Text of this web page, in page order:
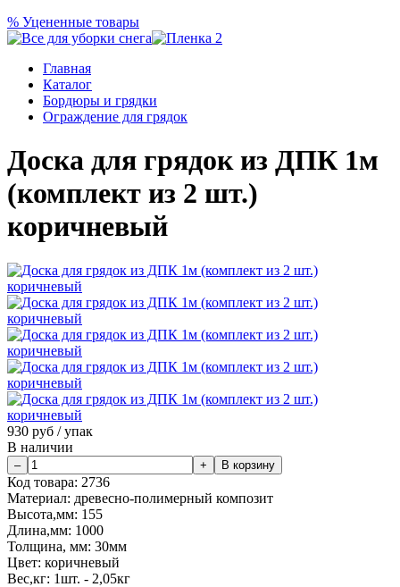
% Уцененные товары
Главная
Каталог
Бордюры и грядки
Ограждение для грядок
Доска для грядок из ДПК 1м
(комплект из 2 шт.)
коричневый
930 руб / упак
В наличии
Код товара: 2736
Материал: древесно-полимерный композит
Высота,мм: 155
Длина,мм: 1000
Толщина, мм: 30мм
Цвет: коричневый
Вес,кг: 1шт. - 2,05кг